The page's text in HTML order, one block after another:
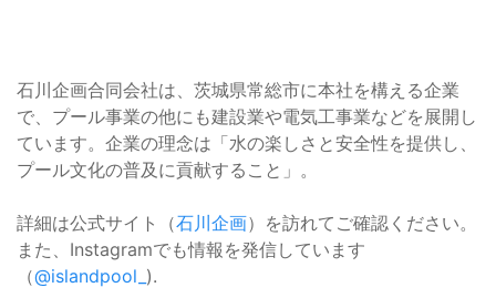
石川企画合同会社は、茨城県常総市に本社を構える企業
で、プール事業の他にも建設業や電気工事業などを展開し
ています。企業の理念は「水の楽しさと安全性を提供し、
プール文化の普及に貢献すること」。
詳細は公式サイト（石川企画）を訪れてご確認ください。
また、Instagramでも情報を発信しています
（@islandpool_ ).